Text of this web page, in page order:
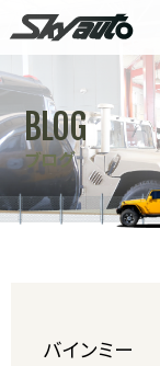
ホーム
整備作業実例
店舗紹介
スタッフ紹介
BLOG
ブログ
バインミー